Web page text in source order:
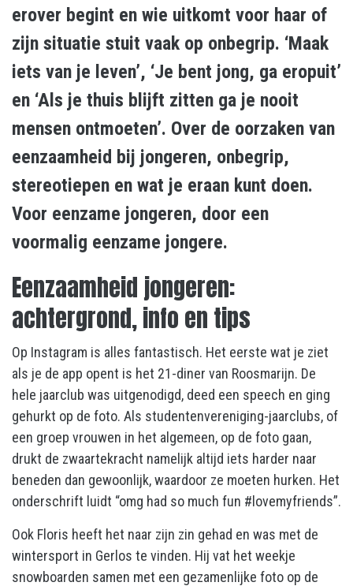
erover begint en wie uitkomt voor haar of
zijn situatie stuit vaak op onbegrip. ‘Maak
iets van je leven’, ‘Je bent jong, ga eropuit’
en ‘Als je thuis blijft zitten ga je nooit
mensen ontmoeten’. Over de oorzaken van
eenzaamheid bij jongeren, onbegrip,
stereotiepen en wat je eraan kunt doen.
Voor eenzame jongeren, door een
voormalig eenzame jongere.
Eenzaamheid jongeren:
achtergrond, info en tips
Op Instagram is alles fantastisch. Het eerste wat je ziet
als je de app opent is het 21-diner van Roosmarijn. De
hele jaarclub was uitgenodigd, deed een speech en ging
gehurkt op de foto. Als studentenvereniging-jaarclubs, of
een groep vrouwen in het algemeen, op de foto gaan,
drukt de zwaartekracht namelijk altijd iets harder naar
beneden dan gewoonlijk, waardoor ze moeten hurken. Het
onderschrift luidt “omg had so much fun #lovemyfriends”.
Ook Floris heeft het naar zijn zin gehad en was met de
wintersport in Gerlos te vinden. Hij vat het weekje
snowboarden samen met een gezamenlijke foto op de